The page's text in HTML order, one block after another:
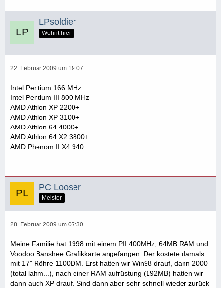
LPsoldier
Wohnt hier
22. Februar 2009 um 19:07
Intel Pentium 166 MHz
Intel Pentium III 800 MHz
AMD Athlon XP 2200+
AMD Athlon XP 3100+
AMD Athlon 64 4000+
AMD Athlon 64 X2 3800+
AMD Phenom II X4 940
PC Looser
Meister
28. Februar 2009 um 07:30
Meine Familie hat 1998 mit einem PII 400MHz, 64MB RAM und
Voodoo Banshee Grafikkarte angefangen. Der kostete damals
mit 17" Röhre 1100DM. Erst hatten wir Win98 drauf, dann 2000
(total lahm...), nach einer RAM aufrüstung (192MB) hatten wir
dann auch XP drauf. Sind dann aber sehr schnell wieder zurück